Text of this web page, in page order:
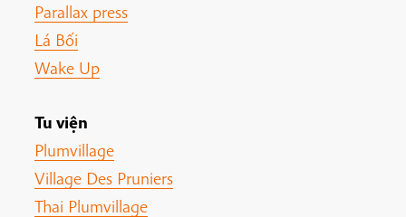
Parallax press
Lá Bối
Wake Up
Tu viện
Plumvillage
Village Des Pruniers
Thai Plumvillage